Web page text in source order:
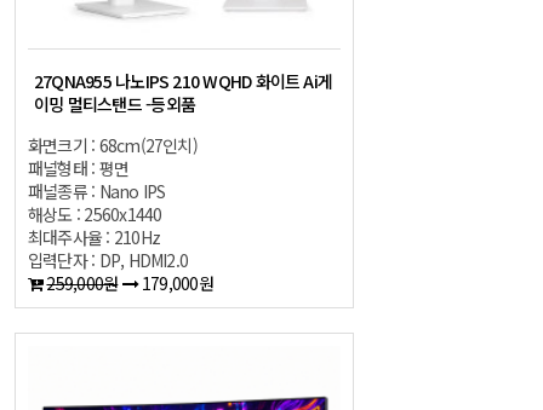
27QNA955 나노IPS 210 WQHD 화이트 Ai게
이밍 멀티스탠드 -등외품
화면크기 : 68cm(27인치)
패널형태 : 평면
패널종류 : Nano IPS
해상도 : 2560x1440
최대주사율 : 210Hz
입력단자 : DP, HDMI2.0
259,000원
179,000원